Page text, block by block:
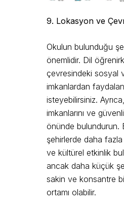
9. Lokasyon ve
Okulun bulunduğu
önemlidir. Dil
çevresindeki sosyal
imkanlardan
isteyebilirsiniz.
imkanlarını ve
önünde bulundurun.
şehirlerde daha
ve kültürel etkinlik
ancak daha küçük
sakin ve konsantre
ortamı olabilir.